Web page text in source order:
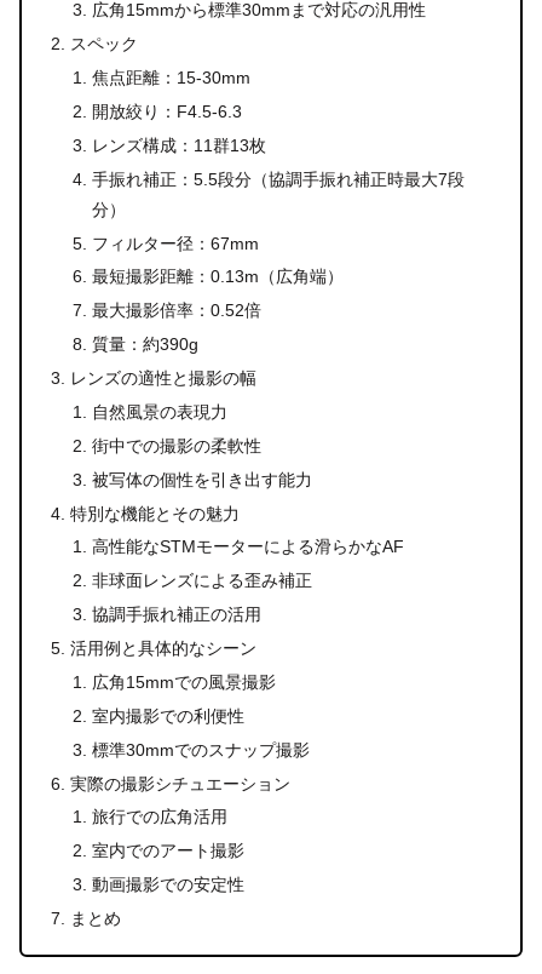
広角15mmから標準30mmまで対応の汎用性
スペック
焦点距離：15-30mm
開放絞り：F4.5-6.3
レンズ構成：11群13枚
手振れ補正：5.5段分（協調手振れ補正時最大7段
分）
フィルター径：67mm
最短撮影距離：0.13m（広角端）
最大撮影倍率：0.52倍
質量：約390g
レンズの適性と撮影の幅
自然風景の表現力
街中での撮影の柔軟性
被写体の個性を引き出す能力
特別な機能とその魅力
高性能なSTMモーターによる滑らかなAF
非球面レンズによる歪み補正
協調手振れ補正の活用
活用例と具体的なシーン
広角15mmでの風景撮影
室内撮影での利便性
標準30mmでのスナップ撮影
実際の撮影シチュエーション
旅行での広角活用
室内でのアート撮影
動画撮影での安定性
まとめ